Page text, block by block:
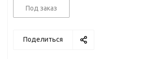
Под заказ
Поделиться